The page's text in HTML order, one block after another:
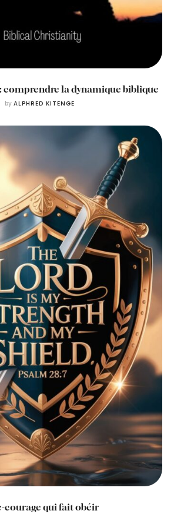
comprendre la dynamique biblique
by ALPHRED KITENGE
courage qui fait obéir